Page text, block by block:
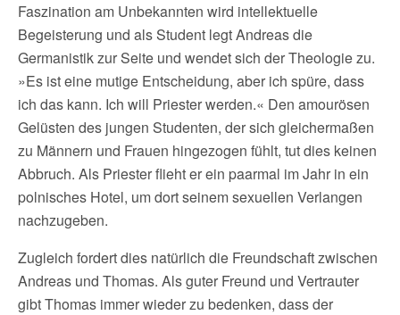
Faszination am Unbekannten wird intellektuelle
Begeisterung und als Student legt Andreas die
Germanistik zur Seite und wendet sich der Theologie zu.
»Es ist eine mutige Entscheidung, aber ich spüre, dass
ich das kann. Ich will Priester werden.« Den amourösen
Gelüsten des jungen Studenten, der sich gleichermaßen
zu Männern und Frauen hingezogen fühlt, tut dies keinen
Abbruch. Als Priester flieht er ein paarmal im Jahr in ein
polnisches Hotel, um dort seinem sexuellen Verlangen
nachzugeben.
Zugleich fordert dies natürlich die Freundschaft zwischen
Andreas und Thomas. Als guter Freund und Vertrauter
gibt Thomas immer wieder zu bedenken, dass der